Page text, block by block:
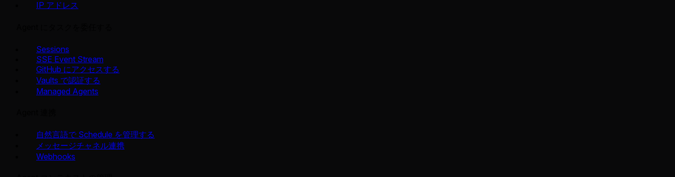
IP アドレス
Sessions
SSE Event Stream
GitHub にアクセスする
Vaults で認証する
Managed Agents
自然言語で Schedule を管理する
メッセージチャネル連携
Webhooks